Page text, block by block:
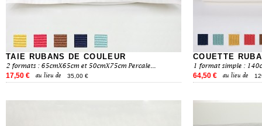
TAIE RUBANS DE COULEUR
2 formats : 65cmX65cm et 50cmX75cm Percale...
17,50 €
au lieu de 35,00 €
COUETTE
1 format simple :
64,50 €
au lieu de